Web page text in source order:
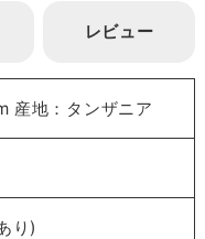
レビュー
産地：タンザニア
り)